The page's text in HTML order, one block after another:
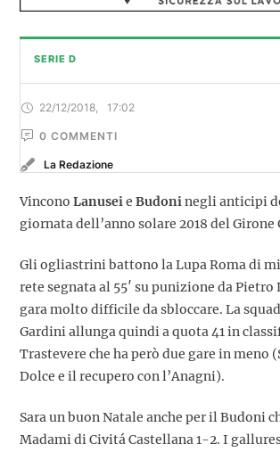
SERIE D
22/12/2018 17:02
0 COMMENTI
La Redazione
Vincono Lanuseie Budoninegli anticipi
giornata dell’anno solare 2018 del Girone
Gli ogliastrini battono la Lupa Roma di
rete segnata al 55′ su punizione da Pietro
gara molto difficile da sbloccare. La
Gardini allunga quindi a quota 41 in
Trastevere che ha però due gare in meno
Dolce e il recupero con l’Anagni).
Sara un buon Natale anche per il Budoni
Madami di Civitá Castellana 1-2. I